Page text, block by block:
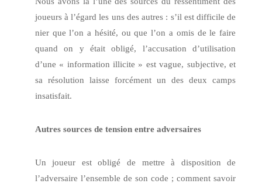
joueurs à l’égard les uns des autres : s’il est difficile de
nier que l’on a hésité, ou que l’on a omis de le faire
quand on y était obligé, l’accusation d’utilisation
d’une « information illicite » est vague, subjective, et
sa résolution laisse forcément un des deux camps
insatisfait.
Autres sources de tension entre adversaires
Un joueur est obligé de mettre à disposition de
l’adversaire l’ensemble de son code ; comment savoir